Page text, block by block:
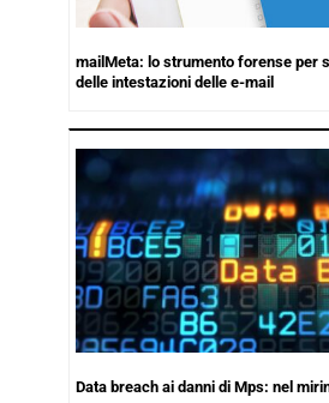
mailMeta: lo strumento forense per
delle intestazioni delle e-mail
Data breach ai danni di Mps: nel